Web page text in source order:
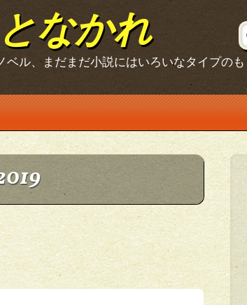
なかれ
ル、まだまだ小説にはいろいなタイプのも